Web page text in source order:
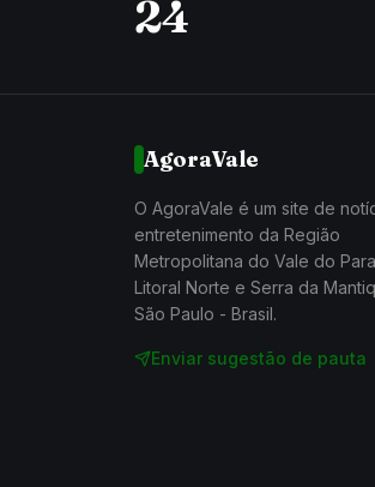
24
AgoraVale
O AgoraVale é um site de
entretenimento da Região
Metropolitana do Vale do
Litoral Norte e Serra da
São Paulo - Brasil.
Enviar sugestão de pauta